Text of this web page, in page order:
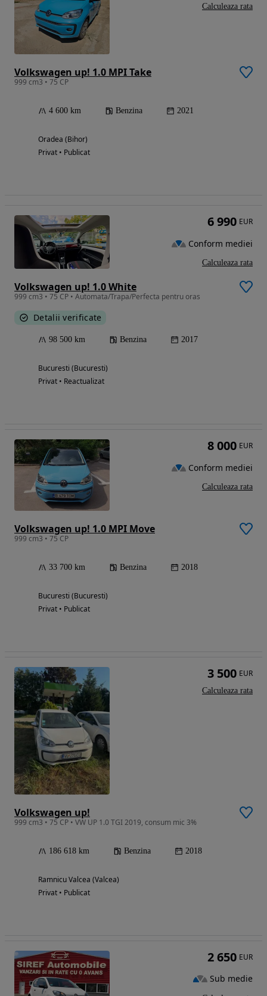
Volkswagen up! 1.0 MPI Take
999 cm3 • 75 CP
4 600 km Benzina 2021
Oradea (Bihor)
Privat • Publicat
Calculeaza rata
Volkswagen up! 1.0 White
999 cm3 • 75 CP • Automata/Trapa/Perfecta pentru oras
Detalii verificate
98 500 km Benzina 2017
Bucuresti (Bucuresti)
Privat • Reactualizat
6 990 EUR
Conform mediei
Calculeaza rata
Volkswagen up! 1.0 MPI Move
999 cm3 • 75 CP
33 700 km Benzina 2018
Bucuresti (Bucuresti)
Privat • Publicat
8 000 EUR
Conform mediei
Calculeaza rata
Volkswagen up!
999 cm3 • 75 CP • VW UP 1.0 TGI 2019, consum mic 3%
186 618 km Benzina 2018
Ramnicu Valcea (Valcea)
Privat • Publicat
3 500 EUR
Calculeaza rata
2 650 EUR
Sub medie